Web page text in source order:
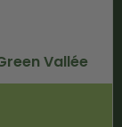
Vallée